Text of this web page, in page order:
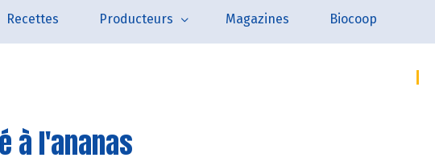
Recettes Producteurs Magazines Biocoop
à l'ananas